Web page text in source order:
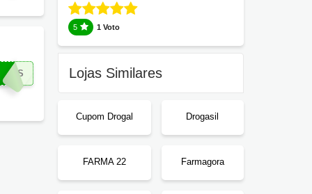
5 1 Voto
Lojas Similares
Cupom Drogal Drogasil
FARMA 22 Farmagora